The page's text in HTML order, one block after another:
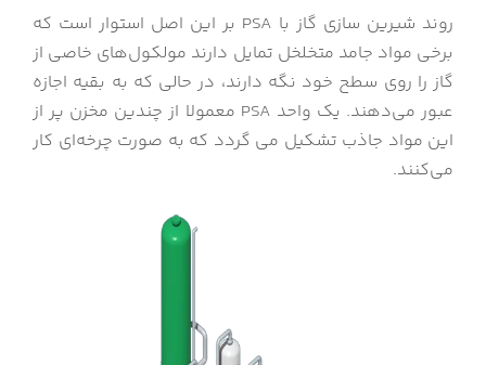
روند شیرین سازی گاز با PSA بر این اصل استوار است که
برخی مواد جامد متخلخل تمایل دارند مولکول‌های خاصی از
گاز را روی سطح خود نگه دارند، در حالی که به بقیه اجازه
عبور می‌دهند. یک واحد PSA معمولا از چندین مخزن پر از
این مواد جاذب تشکیل می گردد که به صورت چرخه‌ای کار
می‌کنند.